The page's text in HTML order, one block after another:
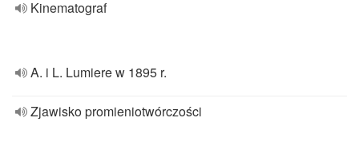
Kinematograf
A. i L. Lumiere w 1895 r.
Zjawisko promieniotwórczości